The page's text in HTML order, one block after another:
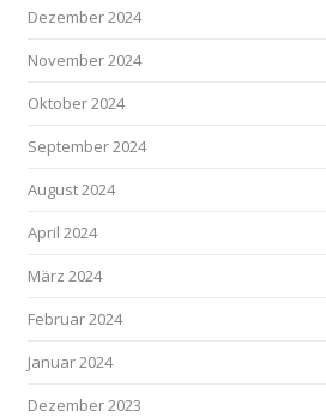
Dezember 2024
November 2024
Oktober 2024
September 2024
August 2024
April 2024
März 2024
Februar 2024
Januar 2024
Dezember 2023